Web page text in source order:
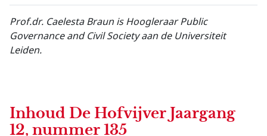
Prof.dr. Caelesta Braun is Hoogleraar Public
Governance and Civil Society aan de Universiteit
Leiden.
Inhoud De Hofvijver Jaargang
12, nummer 135